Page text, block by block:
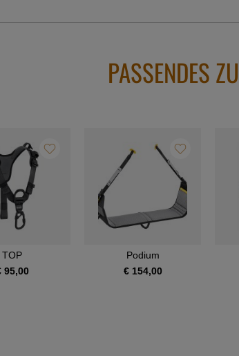
PASSENDES
TOP
95,00
Podium
€ 154,00